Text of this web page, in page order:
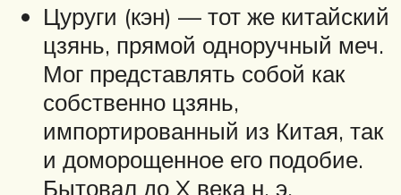
Цуруги (кэн) — тот же китайский
цзянь, прямой одноручный меч.
Мог представлять собой как
собственно цзянь,
импортированный из Китая, так
и доморощенное его подобие.
Бытовал до X века н. э.